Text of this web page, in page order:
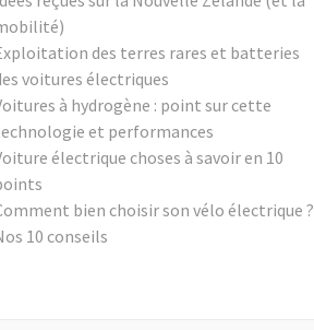
des terres rares et batteries
voitures électriques
à hydrogène : point sur cette
et performances
électrique choses à savoir en 10
bien choisir son vélo électrique ?
10 conseils